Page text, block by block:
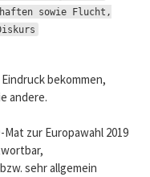
sowie Flucht,
bekommen,
andere.
zur Europawahl 2019
sehr allgemein